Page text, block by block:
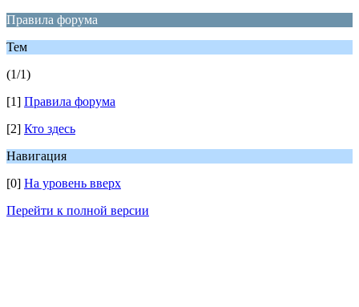
Правила форума
Тем
(1/1)
[1] Правила форума
[2] Кто здесь
Навигация
[0] На уровень вверх
Перейти к полной версии